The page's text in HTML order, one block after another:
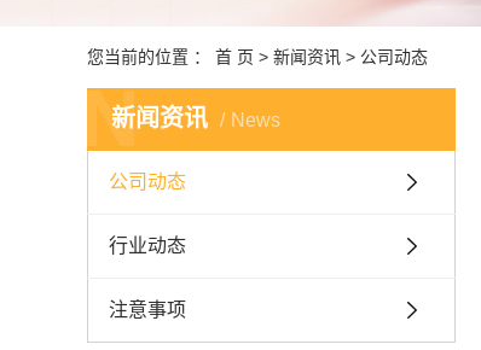
您当前的位置 ： 首 页 > 新闻资讯 > 公司动态
新闻资讯 News
N
公司动态
行业动态
注意事项